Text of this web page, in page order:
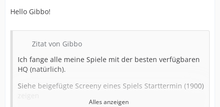
Hello Gibbo!
Zitat von Gibbo
Ich fange alle meine Spiele mit der besten verfügbaren
HQ (natürlich).
Siehe beigefügte Screeny eines Spiels Starttermin (1900)
Alles anzeigen